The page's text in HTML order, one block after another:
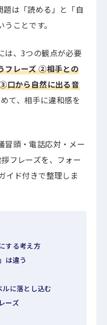
題は「読める」と「自
ことです。
は、3つの観点が必要
フレーズ ②相手との
口から自然に出る音
て、相手に違和感を
冒頭・電話応対・メー
フレーズを、フォー
イド付きで整理しま
する考え方
は違う
に落とし込む
ーズ